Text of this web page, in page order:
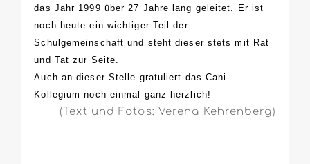
das Jahr 1999 über 27 Jahre lang geleitet. Er ist
noch heute ein wichtiger Teil der
Schulgemeinschaft und steht dieser stets mit Rat
und Tat zur Seite.
Auch an dieser Stelle gratuliert das Cani-
Kollegium noch einmal ganz herzlich!
(Text und Fotos: Verena Kehrenberg)